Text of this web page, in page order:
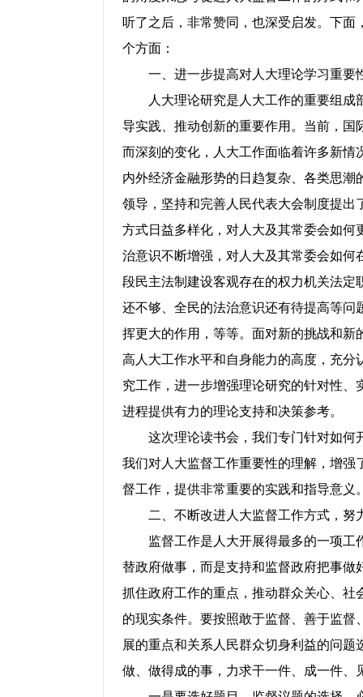
听了之后，非常赞同，也深受启发。下
个方面：
一、进一步提高对人大理论学习重要
人大理论研究是人大工作的重要组成
导实践、推动创新的重要作用。当前，
而深刻的变化，人大工作面临着许多新
内外经济金融形势的日趋复杂、各类思
领导，坚持和完善人民代表大会制度提
方式日益多样化，对人大及其常委会如
治意识不断增强，对人大及其常委会如
段民主法制建设客观存在的权力机关法
还不够、全民的法治意识还有待提高等
挥更大的作用，等等。面对新的挑战和
高人大工作水平和自身能力的高度，充
究工作，进一步增强理论研究的针对性
进程提供有力的理论支持和决策参考。
这次理论读书会，我们专门针对如何
我们对人大监督工作重要性的理解，增
督工作，提供非常重要的实践和指导意义
二、不断改进人大监督工作方式，努
监督工作是人大开展得最多的一项工
替政府做事，而是支持和监督政府把事
抓住政府工作的重点，推动群众关心、
的现实条件。要按照敢于监督、善于监
展的重点和关系人民群众切身利益的问
做、做得成的事，力求干一件、成一件、